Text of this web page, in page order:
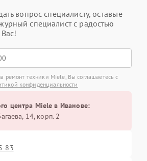
вопрос специалисту, оставьте
специалист с радостью
ремонт техники Miele, Вы соглашаетесь с
конфиденциальности
центра Miele в Иванове:
14, корп. 2
83